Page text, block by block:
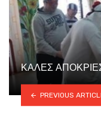
ΚΑΛΕΣ
PREVIOUS